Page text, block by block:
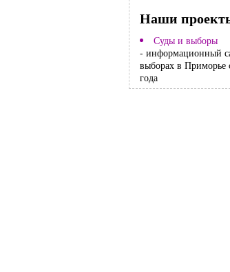
Наши
Суды и выборы
- информационный
выборах в Приморье
года